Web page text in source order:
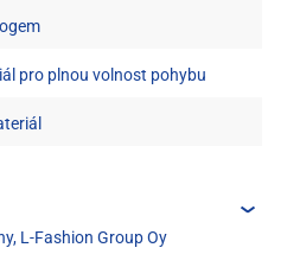
pro plnou volnost pohybu
L-Fashion Group Oy